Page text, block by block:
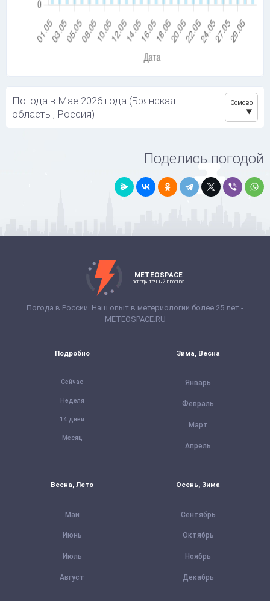
Погода в Мае 2026 года (Брянская
область , Россия)
Сомово
Поделись погодой
METEOSPACE
ВСЕГДА ТОЧНЫЙ ПРОГНОЗ
Погода в России. Наш опыт в метериологии более 25 лет -
METEOSPACE.RU
Подробно
Сейчас
Неделя
14 дней
Месяц
Зима, Весна
Январь
Февраль
Март
Апрель
Весна, Лето
Май
Июнь
Июль
Август
Осень, Зима
Сентябрь
Октябрь
Ноябрь
Декабрь